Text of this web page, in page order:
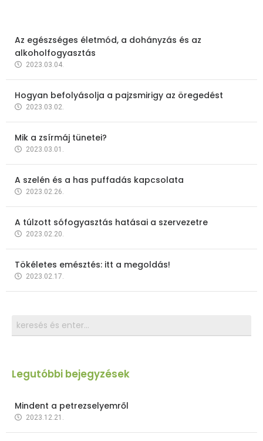
Az egészséges életmód, a dohányzás és az
alkoholfogyasztás
2023.03.04.
Hogyan befolyásolja a pajzsmirigy az öregedést
2023.03.02.
Mik a zsírmáj tünetei?
2023.03.01.
A szelén és a has puffadás kapcsolata
2023.02.26.
A túlzott sófogyasztás hatásai a szervezetre
2023.02.20.
Tökéletes emésztés: itt a megoldás!
2023.02.17.
Legutóbbi bejegyzések
Mindent a petrezselyemről
2023.12.21.